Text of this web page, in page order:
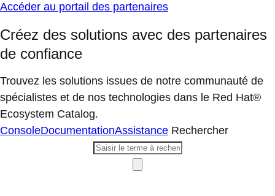
Accéder au portail des partenaires
Créez des solutions avec des partenaires
de confiance
Trouvez les solutions issues de notre communauté de
spécialistes et de nos technologies dans le Red Hat®
Ecosystem Catalog.
ConsoleDocumentationAssistance Rechercher